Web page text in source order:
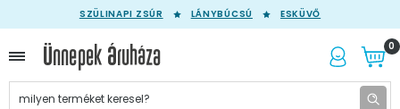
SZÜLINAPI ZSÚR LÁNYBÚCSÚ ESKÜVŐ
0